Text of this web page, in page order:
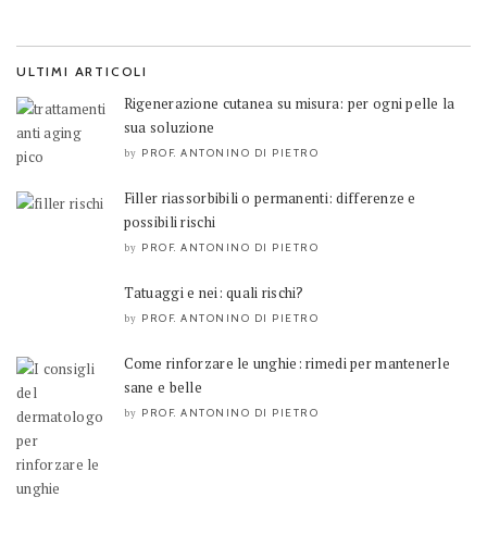
ULTIMI ARTICOLI
Rigenerazione cutanea su misura: per ogni pelle la
sua soluzione
by PROF. ANTONINO DI PIETRO
Filler riassorbibili o permanenti: differenze e
possibili rischi
by PROF. ANTONINO DI PIETRO
Tatuaggi e nei: quali rischi?
by PROF. ANTONINO DI PIETRO
Come rinforzare le unghie: rimedi per mantenerle
sane e belle
by PROF. ANTONINO DI PIETRO